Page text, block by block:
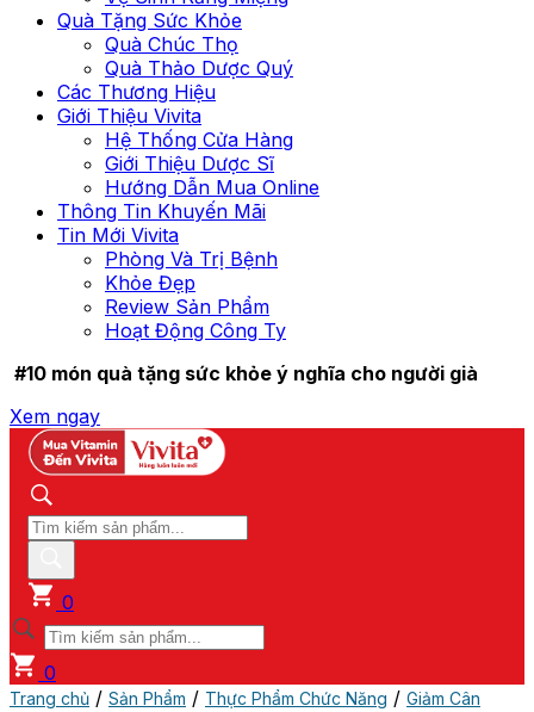
Quà Tặng Sức Khỏe
Quà Chúc Thọ
Quà Thảo Dược Quý
Các Thương Hiệu
Giới Thiệu Vivita
Hệ Thống Cửa Hàng
Giới Thiệu Dược Sĩ
Hướng Dẫn Mua Online
Thông Tin Khuyến Mãi
Tin Mới Vivita
Phòng Và Trị Bệnh
Khỏe Đẹp
Review Sản Phẩm
Hoạt Động Công Ty
#10 món quà tặng sức khỏe ý nghĩa cho người già
Xem ngay
0
0
Trang chủ / Sản Phẩm / Thực Phẩm Chức Năng / Giảm Cân